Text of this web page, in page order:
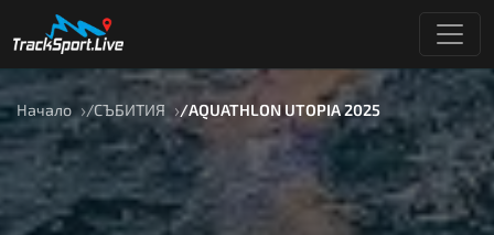
Начало СЪБИТИЯ AQUATHLON UTOPIA 2025